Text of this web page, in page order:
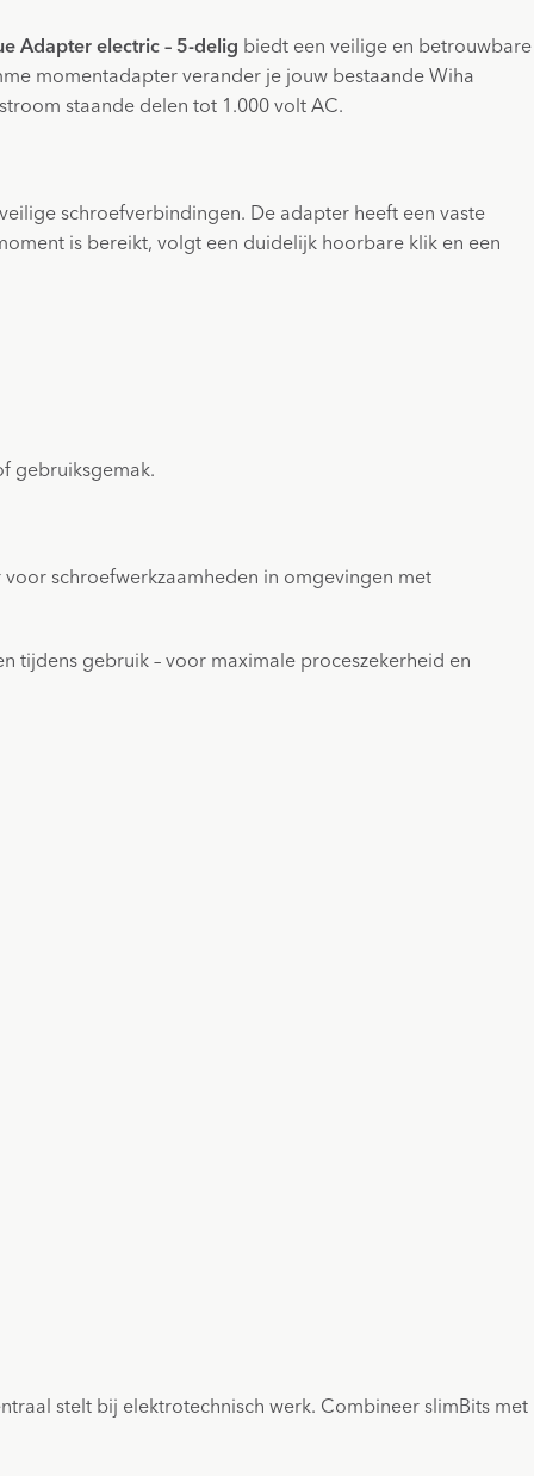
Adapter electric – 5-delig biedt een veilige en betrouwbare
momentadapter verander je jouw bestaande Wiha
staande delen tot 1.000 volt AC.
schroefverbindingen. De adapter heeft een vaste
is bereikt, volgt een duidelijk hoorbare klik en een
gebruiksgemak.
schroefwerkzaamheden in omgevingen met
tijdens gebruik – voor maximale proceszekerheid en
stelt bij elektrotechnisch werk. Combineer slimBits met